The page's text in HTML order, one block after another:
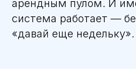
арендным пулом. И
система работает —
«давай еще недельку».